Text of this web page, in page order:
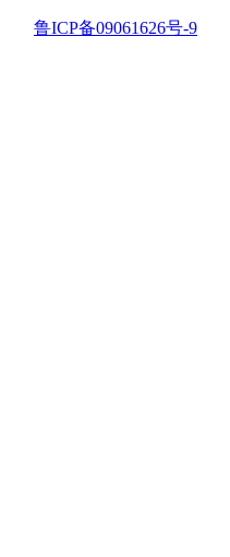
鲁ICP备09061626号-9